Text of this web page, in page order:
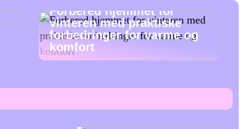
Forbered hjemmet for
vinteren med praktiske
forbedringer for varme og
komfort